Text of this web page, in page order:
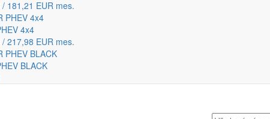
181,21 EUR mes.
4x4
217,98 EUR mes.
BLACK